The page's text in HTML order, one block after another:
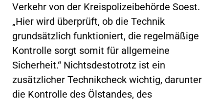
Verkehr von der Kreispolizeibehörde Soest.
„Hier wird überprüft, ob die Technik
grundsätzlich funktioniert, die regelmäßige
Kontrolle sorgt somit für allgemeine
Sicherheit.“ Nichtsdestotrotz ist ein
zusätzlicher Technikcheck wichtig, darunter
die Kontrolle des Ölstandes, des